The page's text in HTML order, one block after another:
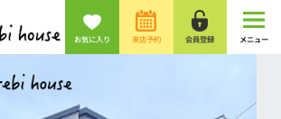
お気に入り 来店予約 会員登録 メニュー